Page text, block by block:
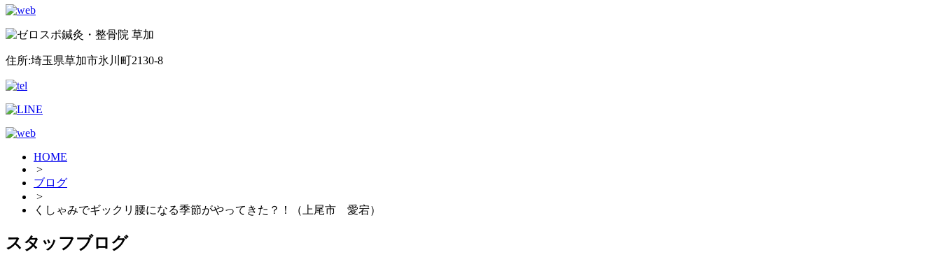
住所:埼玉県草加市氷川町2130-8
HOME
>
ブログ
>
くしゃみでギックリ腰になる季節がやってきた？！（上尾市 愛宕）
スタッフブログ